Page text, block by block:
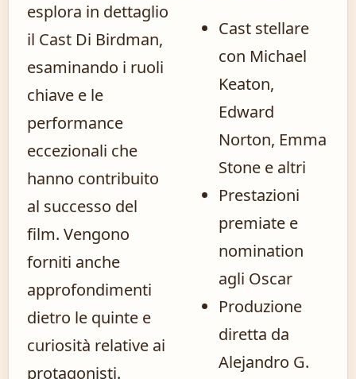
esplora in dettaglio
il Cast Di Birdman,
esaminando i ruoli
chiave e le
performance
eccezionali che
hanno contribuito
al successo del
film. Vengono
forniti anche
approfondimenti
dietro le quinte e
curiosità relative ai
protagonisti.
Cast stellare
con Michael
Keaton,
Edward
Norton, Emma
Stone e altri
Prestazioni
premiate e
nomination
agli Oscar
Produzione
diretta da
Alejandro G.